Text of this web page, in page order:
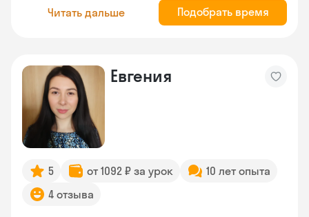
Читать дальше Подобрать время
Евгения
5 от 1092 ₽ за урок
10 лет опыта
4 отзыва